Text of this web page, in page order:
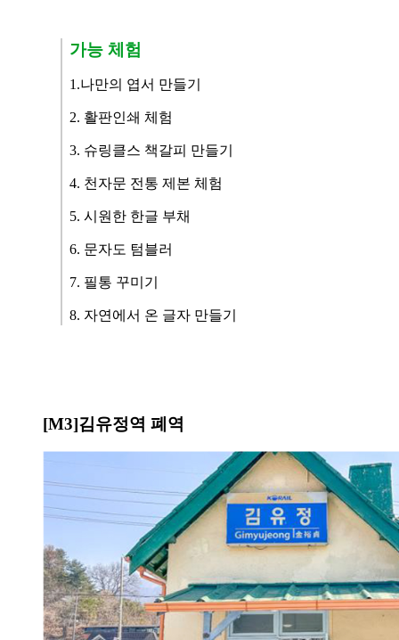
가능 체험
1.나만의 엽서 만들기
2. 활판인쇄 체험
3. 슈링클스 책갈피 만들기
4. 천자문 전통 제본 체험
5. 시원한 한글 부채
6. 문자도 텀블러
7. 필통 꾸미기
8. 자연에서 온 글자 만들기
[M3]김유정역 폐역